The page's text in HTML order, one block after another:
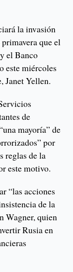
la invasión
que el
el Banco
este miércoles
Janet Yellen.
de
mayoría” de
por
reglas de la
este motivo.
“las acciones
de la
Wagner, quien
Rusia en